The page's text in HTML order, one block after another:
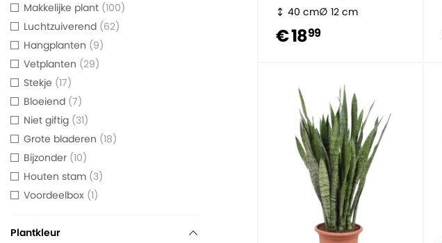
40 cm
12 cm
€ 1899
Makkelijke plant 100
Luchtzuiverend 62
Hangplanten 9
Vetplanten 29
Stekje 17
Bloeiend 7
Niet giftig 31
Grote bladeren 18
Bijzonder 10
Houten stam 3
Voordeelbox 1
Plantkleur